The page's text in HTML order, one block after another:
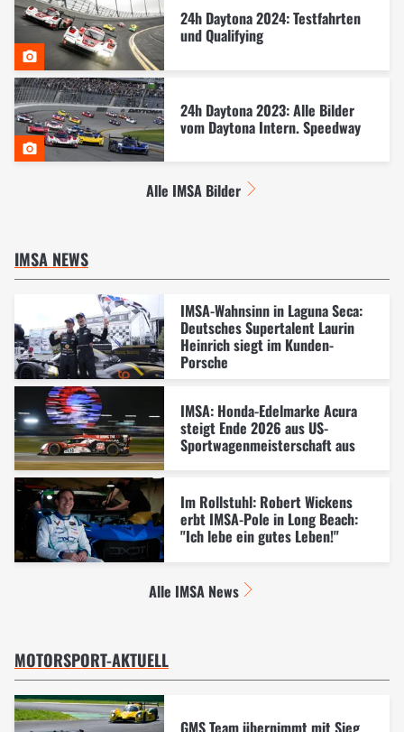
24h Daytona 2024: Testfahrten
und Qualifying
24h Daytona 2023: Alle Bilder
vom Daytona Intern. Speedway
Alle IMSA Bilder
IMSA NEWS
IMSA-Wahnsinn in Laguna Seca:
Deutsches Supertalent Laurin
Heinrich siegt im Kunden-
Porsche
IMSA: Honda-Edelmarke Acura
steigt Ende 2026 aus US-
Sportwagenmeisterschaft aus
Im Rollstuhl: Robert Wickens
erbt IMSA-Pole in Long Beach:
"Ich lebe ein gutes Leben!"
Alle IMSA News
MOTORSPORT-AKTUELL